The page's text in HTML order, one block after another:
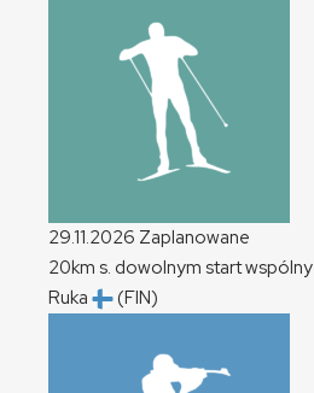
29.11.2026 Zaplanowane
20km s. dowolnym start wspólny
Ruka
(FIN)